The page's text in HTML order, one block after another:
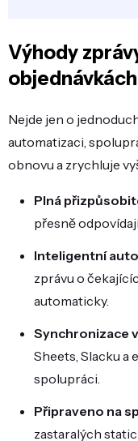
Výhody
Nejde jen o
automatizaci,
obnovu a zrychluje
Plná
přesně
Inteligentní
zprávu o
automaticky.
Synchronizace
Sheets, Slacku
spolupráci.
Připraveno na
zastaralých